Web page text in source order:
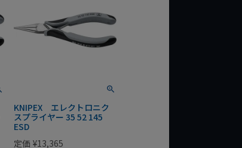
KNIPEX エレクトロニク
スプライヤー 35 52 145
ESD
定価 ¥13,365